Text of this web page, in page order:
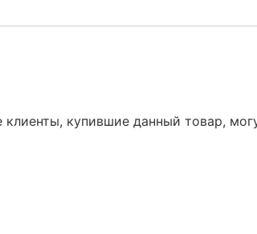
клиенты, купившие данный товар,